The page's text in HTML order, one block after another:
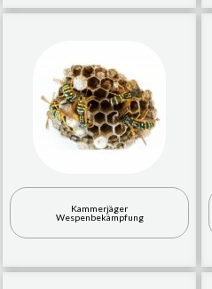
Kammerjäger
Wespenbekämpfung